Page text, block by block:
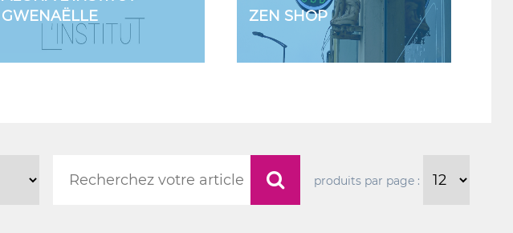
GWENAËLLE
ZEN SHOP
produits par page :